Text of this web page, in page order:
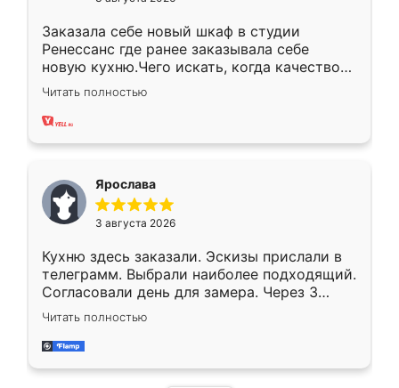
Заказала себе новый шкаф в студии
Ренессанс где ранее заказывала себе
новую кухню.Чего искать, когда качеством
вполне довольна. Служит кухня уже почти
два года, нареканий нет.
Читать полностью
Ярослава
3 августа 2026
Кухню здесь заказали. Эскизы прислали в
телеграмм. Выбрали наиболее подходящий.
Согласовали день для замера. Через 3
недели кухня была уже готова. Остались
довольны работой. Спасибо Ренессанс
мебель за качественную работу!
Читать полностью